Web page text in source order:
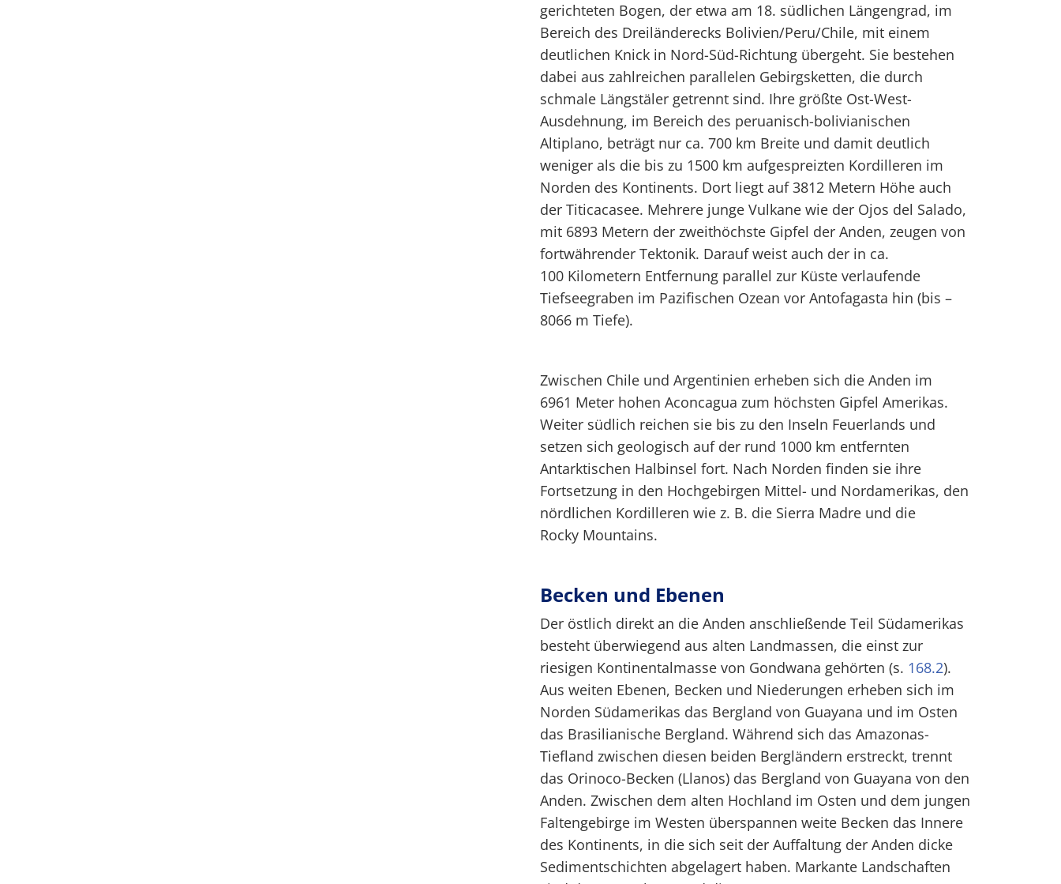
gerichteten Bogen, der etwa am 18. südlichen Längengrad, im
Bereich des Dreiländerecks Bolivien/Peru/Chile, mit einem
deutlichen Knick in Nord-Süd-Richtung übergeht. Sie bestehen
dabei aus zahlreichen parallelen Gebirgsketten, die durch
schmale Längstäler getrennt sind. Ihre größte Ost-West-
Ausdehnung, im Bereich des peruanisch-bolivianischen
Altiplano, beträgt nur ca. 700 km Breite und damit deutlich
weniger als die bis zu 1500 km aufgespreizten Kordilleren im
Norden des Kontinents. Dort liegt auf 3812 Metern Höhe auch
der Titicacasee. Mehrere junge Vulkane wie der Ojos del Salado,
mit 6893 Metern der zweithöchste Gipfel der Anden, zeugen von
fortwährender Tektonik. Darauf weist auch der in ca.
100 Kilometern Entfernung parallel zur Küste verlaufende
Tiefseegraben im Pazifischen Ozean vor Antofagasta hin (bis –
8066 m Tiefe).
Zwischen Chile und Argentinien erheben sich die Anden im
6961 Meter hohen Aconcagua zum höchsten Gipfel Amerikas.
Weiter südlich reichen sie bis zu den Inseln Feuerlands und
setzen sich geologisch auf der rund 1000 km entfernten
Antarktischen Halbinsel fort. Nach Norden finden sie ihre
Fortsetzung in den Hochgebirgen Mittel- und Nordamerikas, den
nördlichen Kordilleren wie z. B. die Sierra Madre und die
Rocky Mountains.
Becken und Ebenen
Der östlich direkt an die Anden anschließende Teil Südamerikas
besteht überwiegend aus alten Landmassen, die einst zur
riesigen Kontinentalmasse von Gondwana gehörten (s. 168.2).
Aus weiten Ebenen, Becken und Niederungen erheben sich im
Norden Südamerikas das Bergland von Guayana und im Osten
das Brasilianische Bergland. Während sich das Amazonas-
Tiefland zwischen diesen beiden Bergländern erstreckt, trennt
das Orinoco-Becken (Llanos) das Bergland von Guayana von den
Anden. Zwischen dem alten Hochland im Osten und dem jungen
Faltengebirge im Westen überspannen weite Becken das Innere
des Kontinents, in die sich seit der Auffaltung der Anden dicke
Sedimentschichten abgelagert haben. Markante Landschaften